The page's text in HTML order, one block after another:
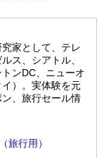
家として、テレ
ス、シアトル、
ンDC、ニューオ
）。実体験を元
、旅行セール情
旅行用）